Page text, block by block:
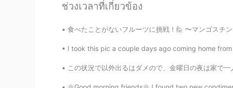
Kyoka
すごい！！！おめでとう😳✨✨✨✨ 行動
JP EN
ช่วงเวลาที่เกี่ยวข้อง
食べたことがないフルーツに挑戦！🙋 〜マンゴスチン〜 (Mangosteen) 見た目は可愛いん
I took this pic a couple days ago coming home
この状況で以外出るはダメので、金曜日の夜は家で一人で